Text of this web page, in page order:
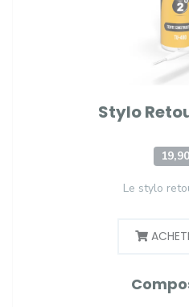
Stylo
Le stylo